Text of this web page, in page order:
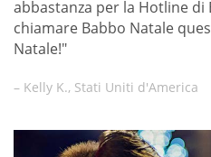
abbastanza per la Hotline di
chiamare Babbo Natale
Natale!"
– Kelly K., Stati Uniti d'America